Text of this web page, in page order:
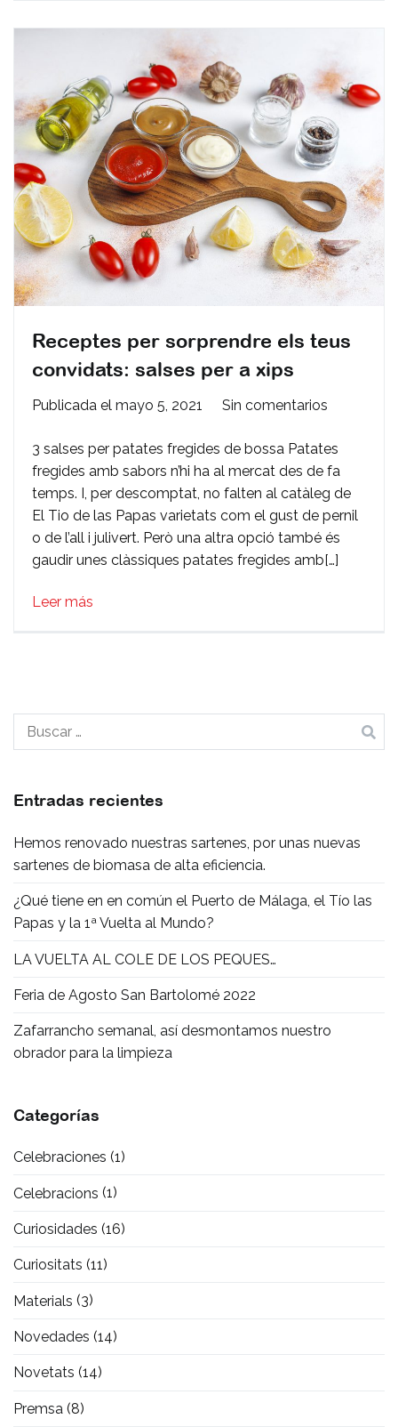
Receptes per sorprendre els teus
convidats: salses per a xips
Publicada el mayo 5, 2021 Sin comentariosen
per
sorprendre
els
teus
convidats:
salses
3 salses per patates fregides de bossa Patates
fregides amb sabors n’hi ha al mercat des de fa
temps. I, per descomptat, no falten al catàleg de
El Tio de las Papas varietats com el gust de pernil
o de l’all i julivert. Però una altra opció també és
gaudir unes clàssiques patates fregides amb[…]
Leer más
Buscar:
Entradas recientes
Hemos renovado nuestras sartenes, por unas nuevas
sartenes de biomasa de alta eficiencia.
¿Qué tiene en en común el Puerto de Málaga, el Tío las
Papas y la 1ª Vuelta al Mundo?
LA VUELTA AL COLE DE LOS PEQUES…
Feria de Agosto San Bartolomé 2022
Zafarrancho semanal, así desmontamos nuestro
obrador para la limpieza
Categorías
Celebraciones (1)
Celebracions (1)
Curiosidades (16)
Curiositats (11)
Materials (3)
Novedades (14)
Novetats (14)
Premsa (8)